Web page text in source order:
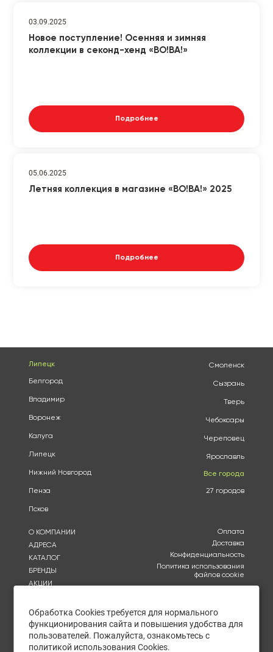
03.09.2025
Новое поступление! Осенняя и зимняя
коллекции в секонд-хенд «ВО!ВА!»
Подробнее
05.06.2025
Летняя коллекция в магазине «ВО!ВА!» 2025
Подробнее
Липецк
Белгород
Владимир
Воронеж
Калуга
Липецк
Нижний Новгород
Пенза
Псков
Смоленск
Сызрань
Тверь
Чебоксары
Череповец
Ярославль
Все города
27 городов
О КОМПАНИИ
АДРЕСА
КАТАЛОГ
БРЕНДЫ
АКЦИИ
ОТЗЫВЫ
КОНТАКТЫ
Оплата
Доставка
Конфиденциальность
Политика использования
файлов cookie
Политика в отношении
обработки персональных
данных
Обработка Cookies требуется для нормального
функционирования сайта и повышения удобства для
пользователей. Пожалуйста, ознакомьтесь с
политикой использования Cookies.